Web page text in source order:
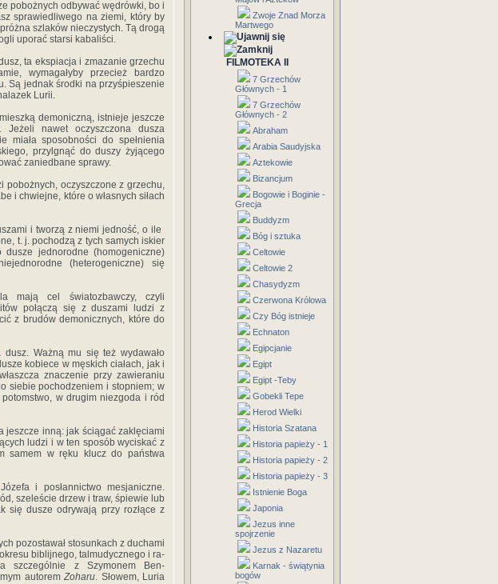
‎pobożnych‎ ‎odbywać‎ ‎wędrówki,‎ ‎bo‎ ‎i‎
‎sprawiedliwego‎ ‎na ziemi,‎ ‎który by‎
‎szlaków‎ ‎nieczystych.‎ ‎Tą‎ ‎drogą‎
‎uporać‎ ‎starsi‎ ‎kabaliści.
‎ta‎ ‎ekspiacja‎ ‎i‎ ‎zmazanie‎ ‎grzechu‎
‎wymagałyby‎ ‎przecież‎ ‎bardzo
‎Są‎ ‎jednak‎ ‎środki‎ ‎na‎ ‎przyśpieszenie‎
‎Lurii.‎
‎demoniczną,‎ ‎istnieje jeszcze‎
‎Jeżeli‎ ‎nawet‎ ‎oczyszczona‎ ‎dusza‎
‎miała‎ ‎sposobności‎ ‎do‎ ‎spełnienia‎
‎przylgnąć‎ ‎do duszy‎ ‎żyjącego‎
‎zaniedbane‎ ‎sprawy.‎
‎oczyszczone‎ ‎z‎ ‎grzechu,
‎i chwiejne,‎ ‎które‎ ‎o‎ ‎własnych‎ ‎siłach‎
‎i tworzą‎ ‎z‎ ‎niemi‎ ‎jedność,‎ ‎o‎ ‎ile‎
‎t.‎ ‎j.‎ ‎pochodzą‎ ‎z‎ ‎tych‎ ‎samych‎ ‎iskier‎
‎jednorodne‎ ‎(homogeniczne)‎
‎(heterogeniczne)‎ ‎się‎
‎mają‎ ‎cel‎ ‎światozbawczy, czyli‎
połączą‎ ‎się‎ ‎z‎ ‎duszami‎ ‎ludzi‎ ‎z‎
‎z‎ ‎brudów‎ ‎demonicznych,‎ ‎które‎ ‎do‎
‎dusz. Ważną‎ ‎mu‎ ‎się‎ ‎też‎ ‎wydawało‎
‎kobiece‎ ‎w‎ ‎męskich‎ ‎ciałach,‎ ‎jak i‎
znaczenie‎ ‎przy‎ ‎zawieraniu‎
‎siebie‎ ‎pochodzeniem‎ ‎i‎ ‎stopniem;‎ ‎w
‎w‎ ‎drugim‎ ‎niezgoda‎ ‎i‎ ‎ród‎
‎jeszcze‎ ‎inną:‎ ‎jak ściągać‎ ‎zaklęciami‎
‎ludzi‎ ‎i‎ ‎w‎ ‎ten‎ ‎sposób‎ ‎wyciskać‎ ‎z‎
‎samem‎ ‎w‎ ‎ręku‎ ‎klucz do‎ ‎państwa‎
‎i‎ ‎posłannictwo‎ ‎mesjaniczne.‎
‎szeleście‎ ‎drzew‎ ‎i‎ ‎traw,‎ ‎śpiewie‎ ‎lub‎
‎się‎ ‎dusze odrywają‎ ‎przy‎ ‎rozłące‎ ‎z‎
‎pozostawał‎ ‎stosunkach‎ ‎z duchami‎
‎biblijnego,‎ ‎talmudycznego‎ ‎i‎ ‎ra-
‎szczególnie‎ ‎z‎ ‎Szymonem‎ ‎Ben-
autorem‎ Zoharu.‎ ‎Słowem,‎ ‎Luria‎
Zwoje Znad Morza
Martwego
FILMOTEKA II
7 Grzechów
Głównych - 1
7 Grzechów
Głównych - 2
Abraham
Arabia Saudyjska
Aztekowie
Bizancjum
Bogowie i Boginie -
Grecja
Buddyzm
Bóg i sztuka
Celtowie
Celtowie 2
Chasydyzm
Czerwona Królowa
Czy Bóg istnieje
Echnaton
Egipcjanie
Egipt
Egipt -Teby
Gobekli Tepe
Herod Wielki
Historia Szatana
Historia papieży - 1
Historia papieży - 2
Historia papieży - 3
Istnienie Boga
Japonia
Jezus inne
spojrzenie
Jezus z Nazaretu
Karnak - świątynia
bogów